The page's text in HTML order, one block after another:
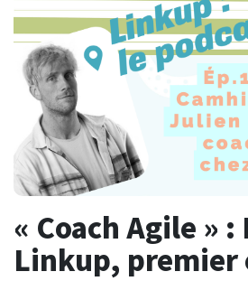
« Coach Agile »
Linkup, premier